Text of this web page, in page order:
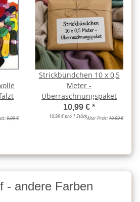
9,99 €
Strickbündchen 10 x 0,5
Meter -
Überraschnungspaket
10,99 € *
10,99 € pro 1 StückAlter Preis:19,99 €
- andere Farben